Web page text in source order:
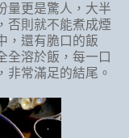
量更是驚人，大半
否則就不能煮成煙
，還有脆口的飯
全溶於飯，每一口
非常滿足的結尾。